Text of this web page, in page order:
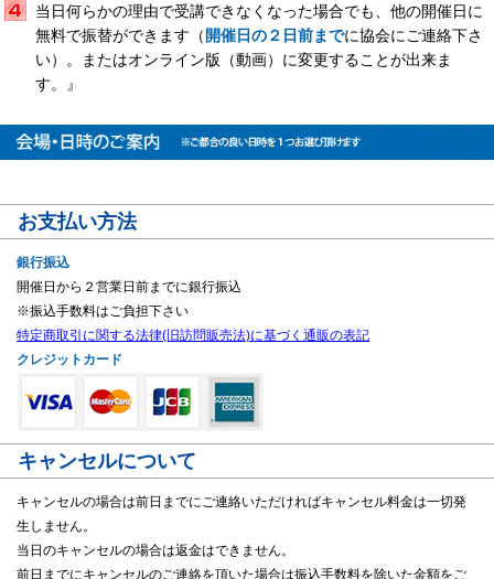
当日何らかの理由で受講できなくなった場合でも、他の開催日に
無料で振替ができます（ 開催日の２日前までに協会にご連絡下さ
い）。またはオンライン版（動画）に変更することが出来ま
す。』
お支払い方法
銀行振込
開催日から２営業日前までに銀行振込
※振込手数料はご負担下さい
特定商取引に関する法律(旧訪問販売法)に基づく通販の表記
クレジットカード
キャンセルについて
キャンセルの場合は前日までにご連絡いただければキャンセル料金は一切発
生しません。
当日のキャンセルの場合は返金はできません。
前日までにキャンセルのご連絡を頂いた場合は振込手数料を除いた金額をご